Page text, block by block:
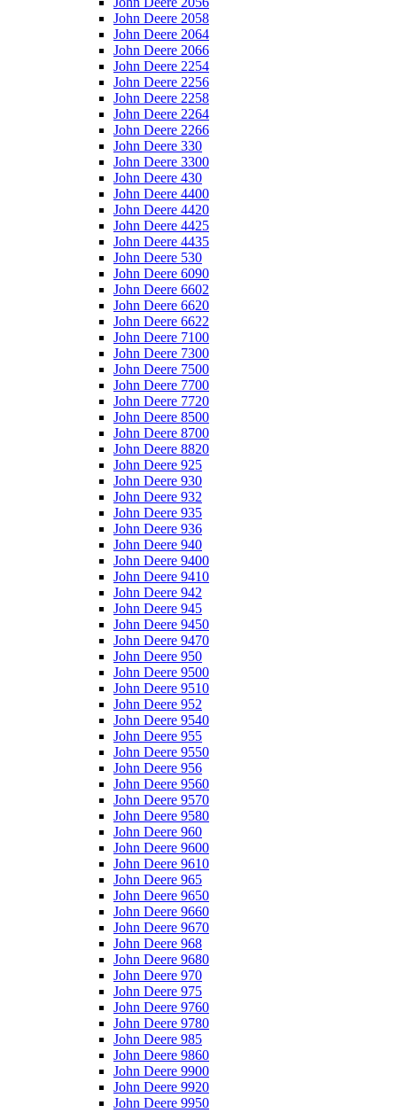
John Deere 2058
John Deere 2064
John Deere 2066
John Deere 2254
John Deere 2256
John Deere 2258
John Deere 2264
John Deere 2266
John Deere 330
John Deere 3300
John Deere 430
John Deere 4400
John Deere 4420
John Deere 4425
John Deere 4435
John Deere 530
John Deere 6090
John Deere 6602
John Deere 6620
John Deere 6622
John Deere 7100
John Deere 7300
John Deere 7500
John Deere 7700
John Deere 7720
John Deere 8500
John Deere 8700
John Deere 8820
John Deere 925
John Deere 930
John Deere 932
John Deere 935
John Deere 936
John Deere 940
John Deere 9400
John Deere 9410
John Deere 942
John Deere 945
John Deere 9450
John Deere 9470
John Deere 950
John Deere 9500
John Deere 9510
John Deere 952
John Deere 9540
John Deere 955
John Deere 9550
John Deere 956
John Deere 9560
John Deere 9570
John Deere 9580
John Deere 960
John Deere 9600
John Deere 9610
John Deere 965
John Deere 9650
John Deere 9660
John Deere 9670
John Deere 968
John Deere 9680
John Deere 970
John Deere 975
John Deere 9760
John Deere 9780
John Deere 985
John Deere 9860
John Deere 9900
John Deere 9920
John Deere 9950